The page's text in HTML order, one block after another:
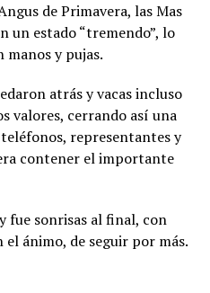
de Primavera, las Mas
un estado “tremendo”, lo
manos y pujas.
atrás y vacas incluso
valores, cerrando así una
representantes y
contener el importante
fue sonrisas al final, con
ánimo, de seguir por más.